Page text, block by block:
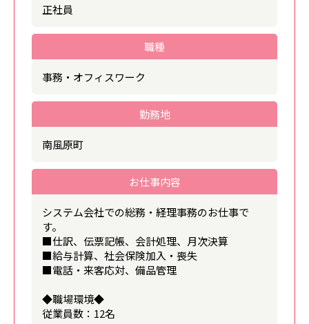
正社員
職種
事務・オフィスワーク
勤務地
南風原町
お仕事内容
システム会社での総務・経理事務のお仕事で
す。
■仕訳、伝票記帳、会計処理、月次決算
■給与計算、社会保険加入・喪失
■電話・来客応対、備品管理
◆職場環境◆
従業員数：12名